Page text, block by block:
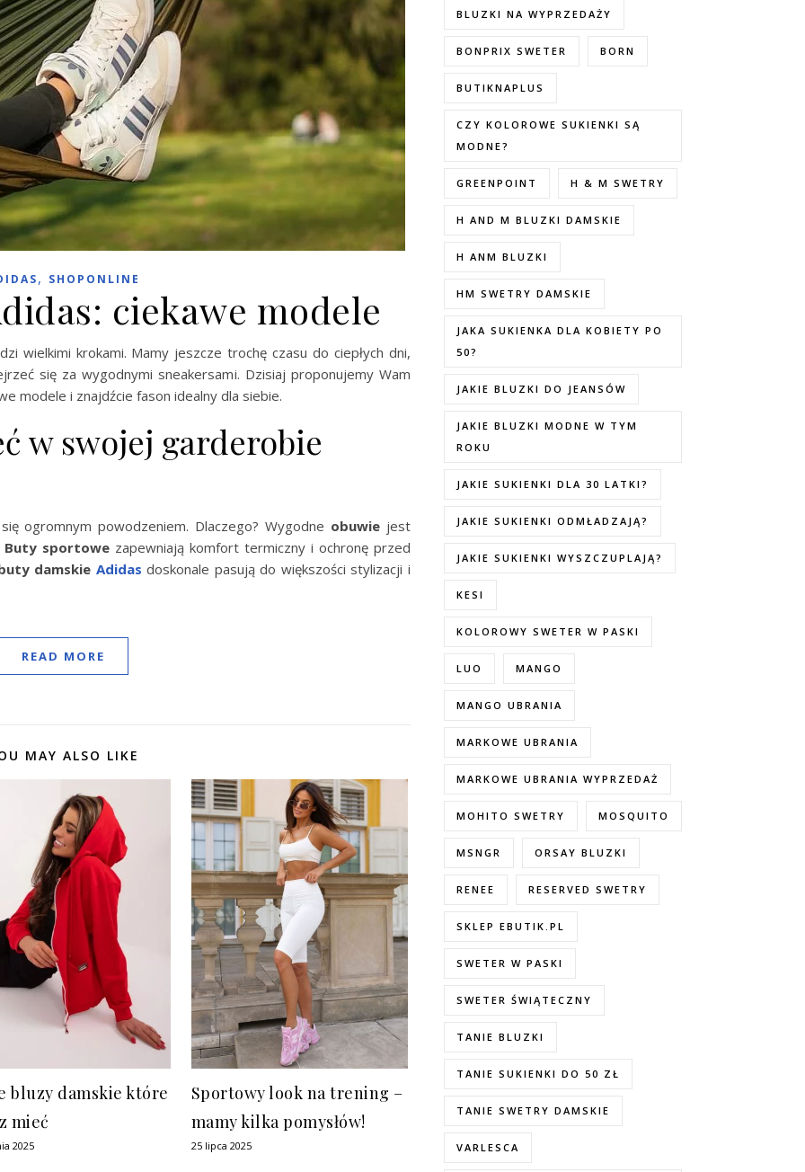
, SHOPONLINE
ciekawe modele
wielkimi krokami. Mamy jeszcze trochę czasu do ciepłych dni,
się za wygodnymi sneakersami. Dzisiaj proponujemy Wam
modele i znajdźcie fason idealny dla siebie.
w swojej garderobie
ogromnym powodzeniem. Dlaczego? Wygodne obuwie jest
Buty sportowe zapewniają komfort termiczny i ochronę przed
damskie Adidas doskonale pasują do większości stylizacji i
READ MORE
MAY ALSO LIKE
bluzy damskie które
mieć
2025
Sportowy look na trening –
mamy kilka pomysłów!
25 lipca 2025
BLUZKI NA WYPRZEDAŻY
BONPRIX SWETER BORN
BUTIKNAPLUS
CZY KOLOROWE SUKIENKI SĄ
MODNE?
GREENPOINT H & M SWETRY
H AND M BLUZKI DAMSKIE
H ANM BLUZKI
HM SWETRY DAMSKIE
JAKA SUKIENKA DLA KOBIETY PO
50?
JAKIE BLUZKI DO JEANSÓW
JAKIE BLUZKI MODNE W TYM
ROKU
JAKIE SUKIENKI DLA 30 LATKI?
JAKIE SUKIENKI ODMŁADZAJĄ?
JAKIE SUKIENKI WYSZCZUPLAJĄ?
KESI
KOLOROWY SWETER W PASKI
LUO MANGO
MANGO UBRANIA
MARKOWE UBRANIA
MARKOWE UBRANIA WYPRZEDAŻ
MOHITO SWETRY MOSQUITO
MSNGR ORSAY BLUZKI
RENEE RESERVED SWETRY
SKLEP EBUTIK.PL
SWETER W PASKI
SWETER ŚWIĄTECZNY
TANIE BLUZKI
TANIE SUKIENKI DO 50 ZŁ
TANIE SWETRY DAMSKIE
VARLESCA